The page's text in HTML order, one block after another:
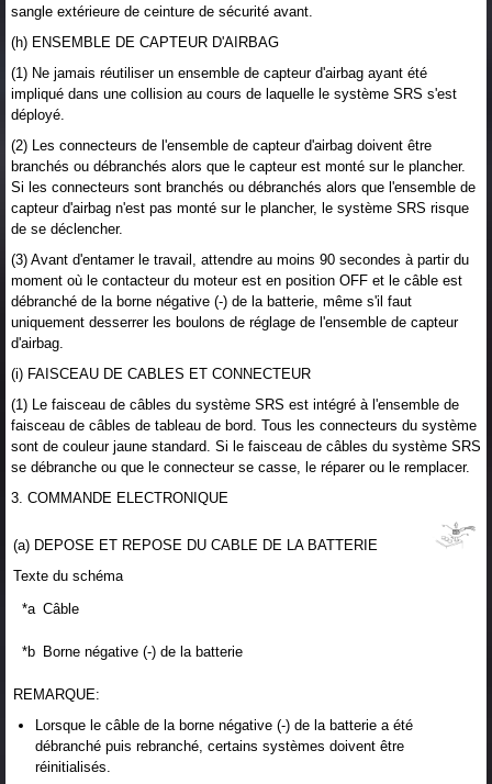
sangle extérieure de ceinture de sécurité avant.
(h) ENSEMBLE DE CAPTEUR D'AIRBAG
(1) Ne jamais réutiliser un ensemble de capteur d'airbag ayant été
impliqué dans une collision au cours de laquelle le système SRS s'est
déployé.
(2) Les connecteurs de l'ensemble de capteur d'airbag doivent être
branchés ou débranchés alors que le capteur est monté sur le plancher.
Si les connecteurs sont branchés ou débranchés alors que l'ensemble de
capteur d'airbag n'est pas monté sur le plancher, le système SRS risque
de se déclencher.
(3) Avant d'entamer le travail, attendre au moins 90 secondes à partir du
moment où le contacteur du moteur est en position OFF et le câble est
débranché de la borne négative (-) de la batterie, même s'il faut
uniquement desserrer les boulons de réglage de l'ensemble de capteur
d'airbag.
(i) FAISCEAU DE CABLES ET CONNECTEUR
(1) Le faisceau de câbles du système SRS est intégré à l'ensemble de
faisceau de câbles de tableau de bord. Tous les connecteurs du système
sont de couleur jaune standard. Si le faisceau de câbles du système SRS
se débranche ou que le connecteur se casse, le réparer ou le remplacer.
3. COMMANDE ELECTRONIQUE
(a) DEPOSE ET REPOSE DU CABLE DE LA BATTERIE
Texte du schéma
*a Câble
*b Borne négative (-) de la batterie
REMARQUE:
Lorsque le câble de la borne négative (-) de la batterie a été
débranché puis rebranché, certains systèmes doivent être
réinitialisés.